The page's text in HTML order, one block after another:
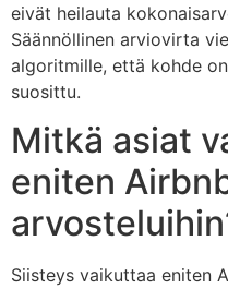
eivät heilauta
Säännöllinen arviovirta
algoritmille, että kohde
suosittu.
Mitkä asiat
eniten
Siisteys vaikuttaa eniten